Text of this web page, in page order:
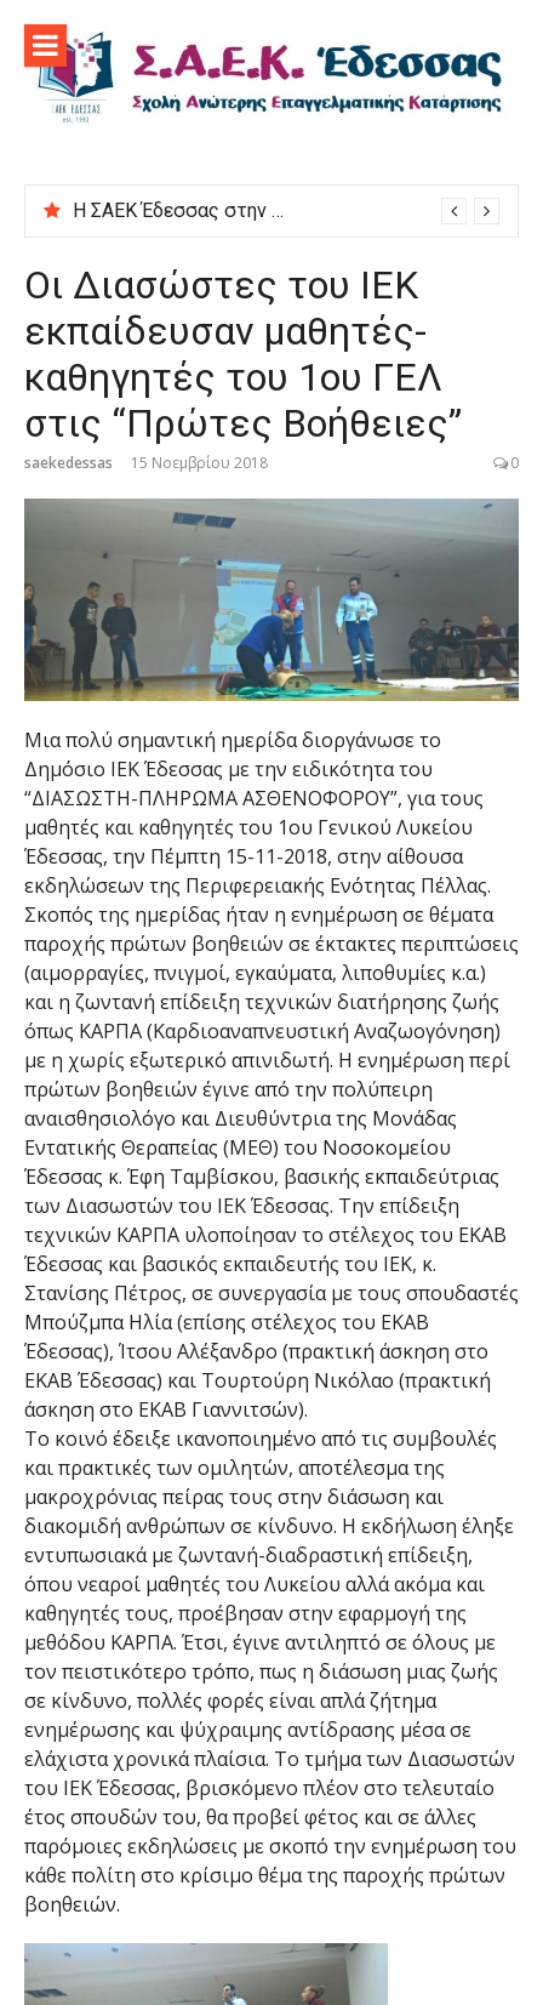
περιεχόμενο
Η ΣΑΕΚ Έδεσσας στην εκδήλωση “Μαγειρεύουμε στις ρίζες μας”
Οι Διασώστες του ΙΕΚ
εκπαίδευσαν μαθητές-
καθηγητές του 1ου ΓΕΛ
στις “Πρώτες Βοήθειες”
saekedessas 15 Νοεμβρίου 2018 0
Μια πολύ σημαντική ημερίδα διοργάνωσε το
Δημόσιο ΙΕΚ Έδεσσας με την ειδικότητα του
“ΔΙΑΣΩΣΤΗ-ΠΛΗΡΩΜΑ ΑΣΘΕΝΟΦΟΡΟΥ”, για τους
μαθητές και καθηγητές του 1ου Γενικού Λυκείου
Έδεσσας, την Πέμπτη 15-11-2018, στην αίθουσα
εκδηλώσεων της Περιφερειακής Ενότητας Πέλλας.
Σκοπός της ημερίδας ήταν η ενημέρωση σε θέματα
παροχής πρώτων βοηθειών σε έκτακτες περιπτώσεις
(αιμορραγίες, πνιγμοί, εγκαύματα, λιποθυμίες κ.α.)
και η ζωντανή επίδειξη τεχνικών διατήρησης ζωής
όπως ΚΑΡΠΑ (Καρδιοαναπνευστική Αναζωογόνηση)
με η χωρίς εξωτερικό απινιδωτή. Η ενημέρωση περί
πρώτων βοηθειών έγινε από την πολύπειρη
αναισθησιολόγο και Διευθύντρια της Μονάδας
Εντατικής Θεραπείας (ΜΕΘ) του Νοσοκομείου
Έδεσσας κ. Έφη Ταμβίσκου, βασικής εκπαιδεύτριας
των Διασωστών του ΙΕΚ Έδεσσας. Την επίδειξη
τεχνικών ΚΑΡΠΑ υλοποίησαν το στέλεχος του ΕΚΑΒ
Έδεσσας και βασικός εκπαιδευτής του ΙΕΚ, κ.
Στανίσης Πέτρος, σε συνεργασία με τους σπουδαστές
Μπούζμπα Ηλία (επίσης στέλεχος του ΕΚΑΒ
Έδεσσας), Ίτσου Αλέξανδρο (πρακτική άσκηση στο
ΕΚΑΒ Έδεσσας) και Τουρτούρη Νικόλαο (πρακτική
άσκηση στο ΕΚΑΒ Γιαννιτσών).
Το κοινό έδειξε ικανοποιημένο από τις συμβουλές
και πρακτικές των ομιλητών, αποτέλεσμα της
μακροχρόνιας πείρας τους στην διάσωση και
διακομιδή ανθρώπων σε κίνδυνο. Η εκδήλωση έληξε
εντυπωσιακά με ζωντανή-διαδραστική επίδειξη,
όπου νεαροί μαθητές του Λυκείου αλλά ακόμα και
καθηγητές τους, προέβησαν στην εφαρμογή της
μεθόδου ΚΑΡΠΑ. Έτσι, έγινε αντιληπτό σε όλους με
τον πειστικότερο τρόπο, πως η διάσωση μιας ζωής
σε κίνδυνο, πολλές φορές είναι απλά ζήτημα
ενημέρωσης και ψύχραιμης αντίδρασης μέσα σε
ελάχιστα χρονικά πλαίσια. Το τμήμα των Διασωστών
του ΙΕΚ Έδεσσας, βρισκόμενο πλέον στο τελευταίο
έτος σπουδών του, θα προβεί φέτος και σε άλλες
παρόμοιες εκδηλώσεις με σκοπό την ενημέρωση του
κάθε πολίτη στο κρίσιμο θέμα της παροχής πρώτων
βοηθειών.